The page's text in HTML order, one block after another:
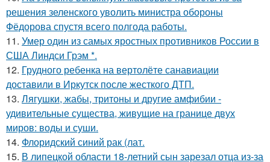
решения зеленского уволить министра обороны
Фёдорова спустя всего полгода работы.
11. Умер один из самых яростных противников России в
США Линдси Грэм *.
12. Грудного ребенка на вертолёте санавиации
доставили в Иркутск после жесткого ДТП.
13. Лягушки, жабы, тритоны и другие амфибии -
удивительные существа, живущие на границе двух
миров: воды и суши.
14. Флоридский синий рак (лат.
15. В липецкой области 18-летний сын зарезал отца из-за